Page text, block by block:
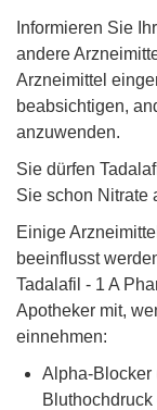
Informieren Sie
andere
Arzneimittel
beabsichtigen,
anzuwenden.
Sie dürfen
Sie schon Nitrate
Einige
beeinflusst
Tadalafil - 1 A
Apotheker mit,
einnehmen:
Alpha-Blocker